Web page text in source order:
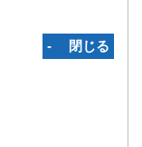
‐ 閉じる